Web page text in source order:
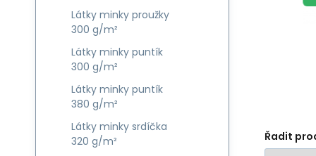
Řadit
Látky minky proužky
300 g/m²
Látky minky puntík
300 g/m²
Látky minky puntík
380 g/m²
Látky minky srdíčka
320 g/m²